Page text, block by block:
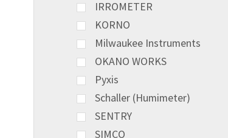
IRROMETER
KORNO
Milwaukee Instruments
OKANO WORKS
Pyxis
Schaller (Humimeter)
SENTRY
SIMCO